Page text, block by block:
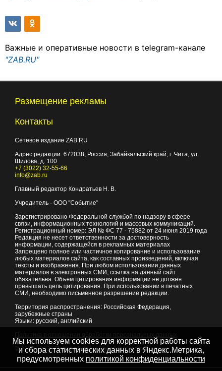
Важные и оперативные новости в telegram-канале
"ZAB.RU"
Размещение рекламы
Контакты
Сетевое издание ZAB.RU
Адрес редакции: 672038 , Россия, Забайкальский край, г. Чита ул.
Шилова, д. 100
+7 (3022) 32-55-66
info@zab.ru
Главный редактор Кондратьев Н. В.
Учредитель - ООО "Событие"
Зарегистрировано Федеральной службой по надзору в сфере
связи, информационных технологий и массовых коммуникаций.
Регистрационный номер: ЭЛ № ФС 77 - 75882 от 24 июня 2019 года
Редакция не несет ответственности за достоверность
информации, содержащейся в рекламных материалах
Запрещено полное или частичное копирование и использование
любых материалов сайта, как составных произведений, включая
тексты и изображения. При любом использовании данных
материалов в электронных СМИ, ссылка на данный сайт
обязательна. Объем цитирования информации не должен
превышать цель цитирования. При использовании в печатных
СМИ, необходимо письменное разрешение редакции.
Территория распространения: Российская Федерация,
зарубежные страны
Языки: русский, английский
© 2007 - 2026Портал Читы и Забайкальского края
Мы используем cookies для корректной работы сайта
и сбора статистических данных в Яндекс.Метрика,
предусмотренных политикой конфиденциальности